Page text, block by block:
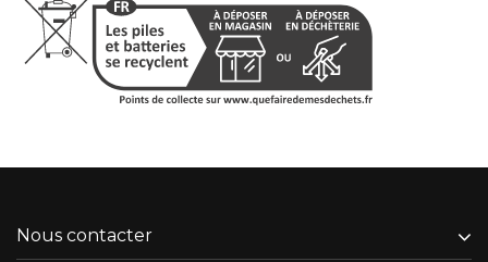
Nous contacter